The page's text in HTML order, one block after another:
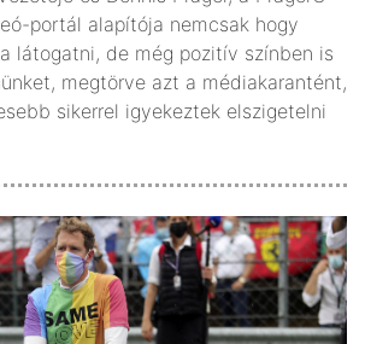
portál alapítója nemcsak hogy
látogatni, de még pozitív színben is
megtörve azt a médiakarantént,
sikerrel igyekeztek elszigetelni